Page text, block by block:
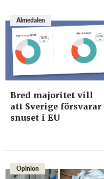
Almedalen
Bred majoritet vill
att Sverige försvarar
snuset i EU
Opinion